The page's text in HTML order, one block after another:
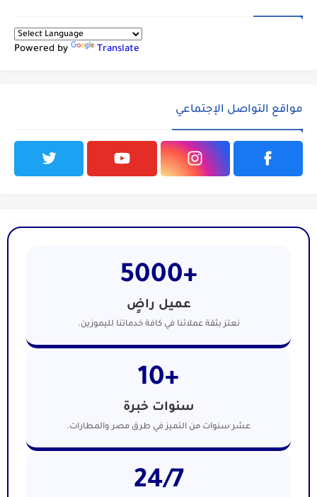
Powered by Translate
مواقع التواصل الإجتماعي
+5000
عميل راضٍ
نعتز بثقة عملائنا في كافة خدماتنا لليموزين.
+10
سنوات خبرة
عشر سنوات من التميز في طرق مصر والمطارات.
24/7